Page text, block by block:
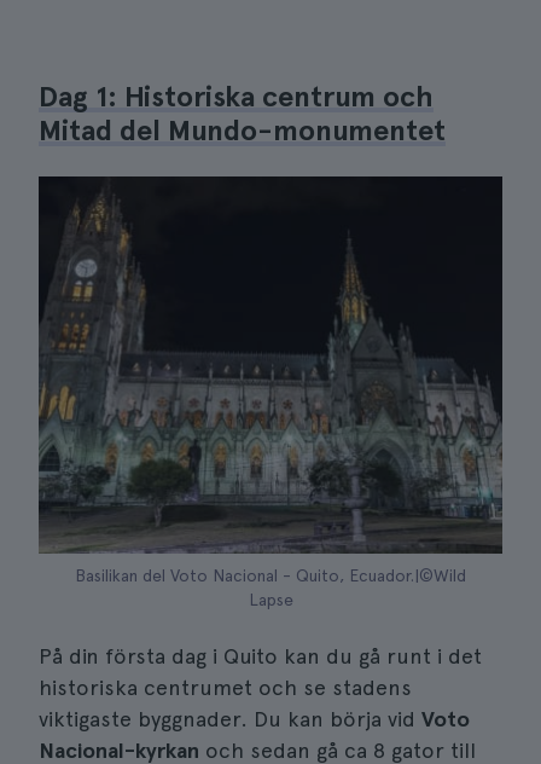
Dag 1: Historiska centrum och
Mitad del Mundo-monumentet
Basilikan del Voto Nacional - Quito, Ecuador.|©Wild
Lapse
På din första dag i Quito kan du gå runt i det
historiska centrumet och se stadens
viktigaste byggnader. Du kan börja vid Voto
Nacional-kyrkan och sedan gå ca 8 gator till